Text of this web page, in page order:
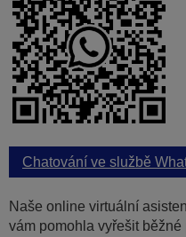
Chatování ve službě
Naše online virtuální
vám pomohla vyřešit